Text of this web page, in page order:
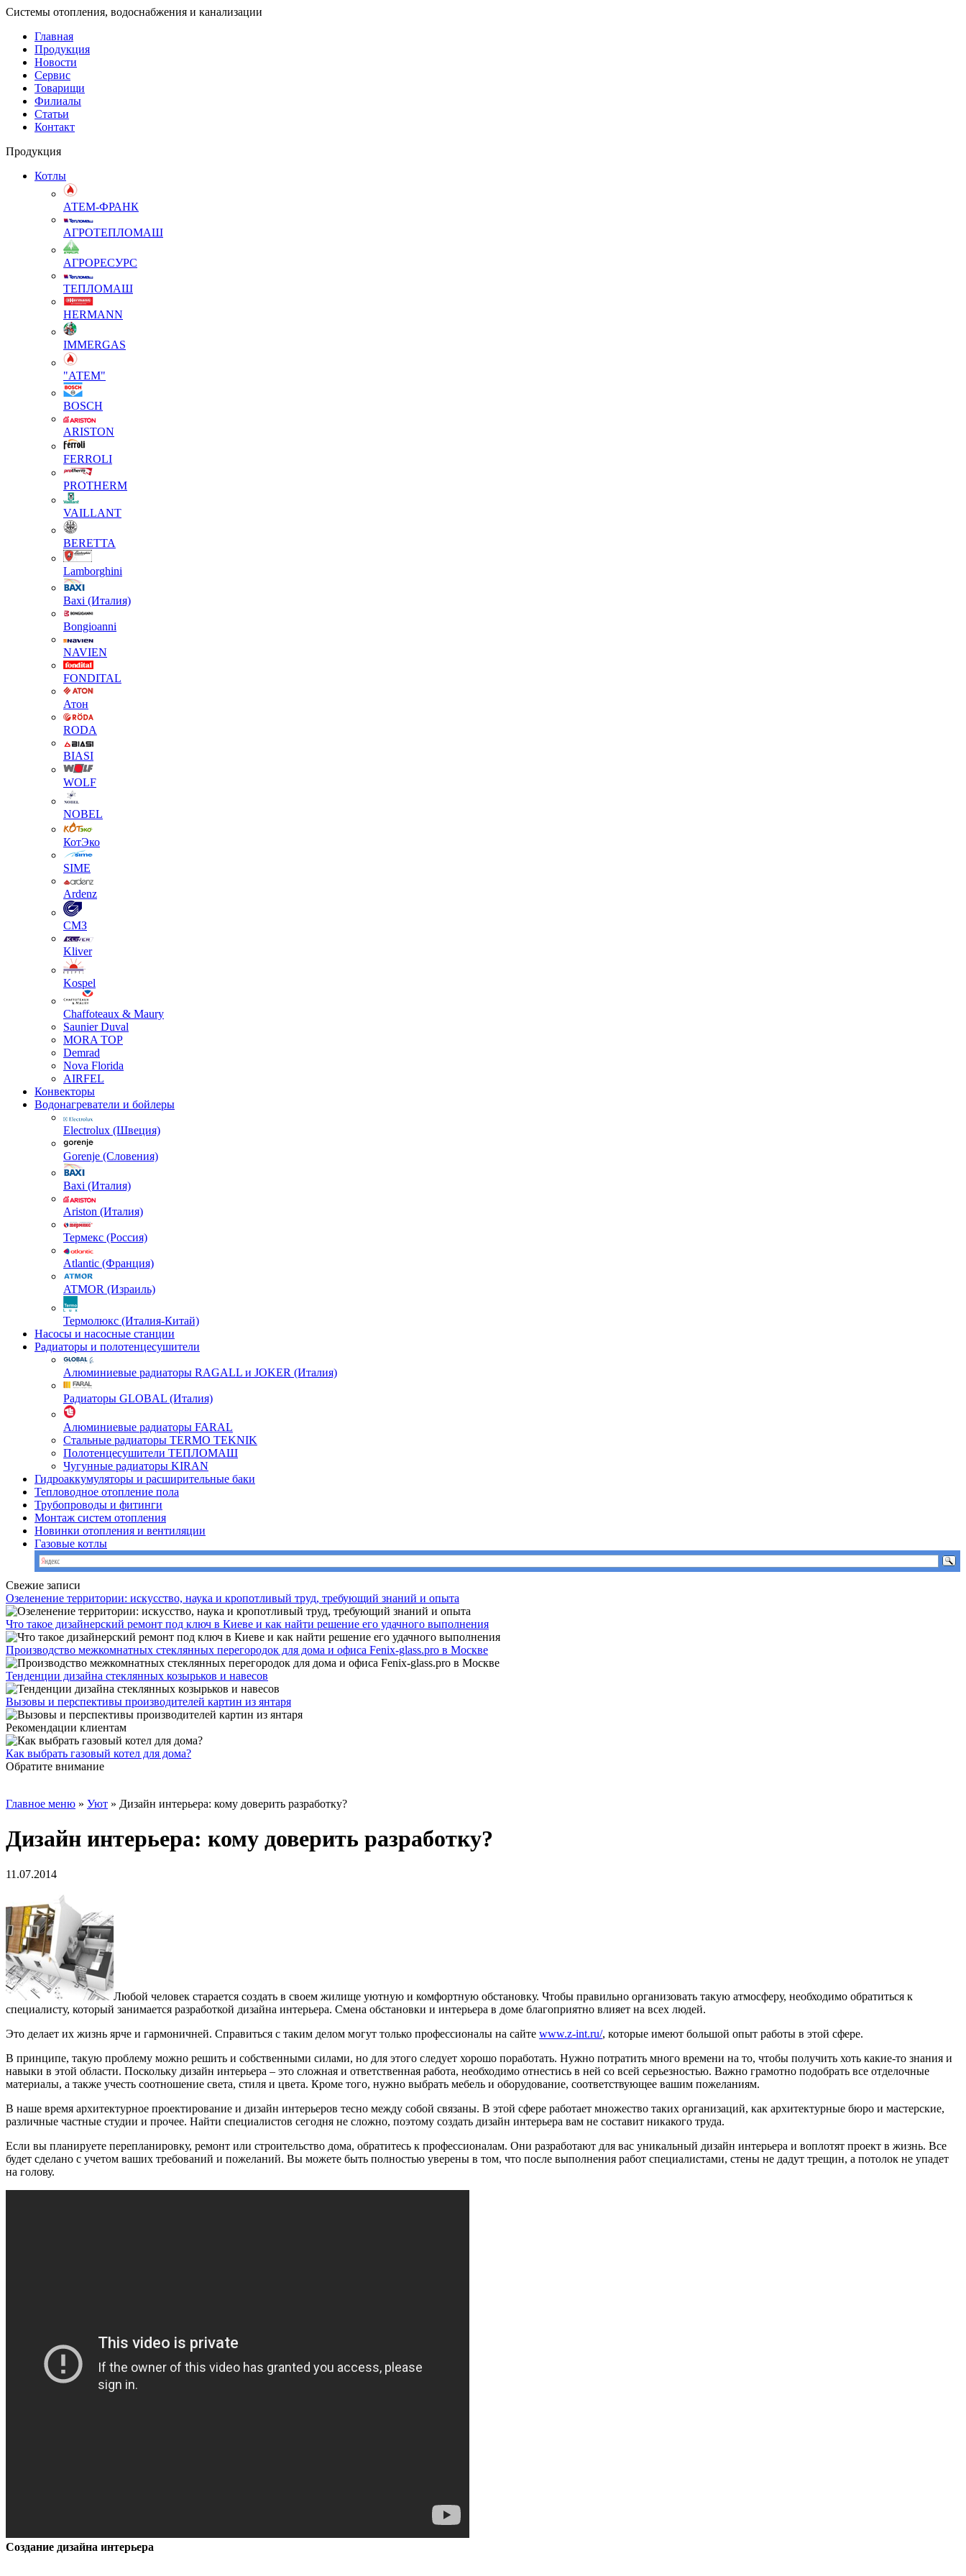
Системы отопления, водоснабжения и канализации
Главная
Продукция
Новости
Сервис
Товарищи
Филиалы
Статьи
Контакт
Продукция
Котлы
АТЕМ-ФРАНК
АГРОТЕПЛОМАШ
АГРОРЕСУРС
ТЕПЛОМАШ
HERMANN
IMMERGAS
"АТЕМ"
BOSCH
ARISTON
FERROLI
PROTHERM
VAILLANT
BERETTA
Lamborghini
Baxi (Италия)
Вongioanni
NAVIEN
FONDITAL
Атон
RODA
BIASI
WOLF
NOBEL
КотЭко
SIME
Ardenz
СМЗ
Kliver
Kospel
Chaffoteaux & Maury
Saunier Duval
MORA TOP
Demrad
Nova Florida
AIRFEL
Конвекторы
Водонагреватели и бойлеры
Electrolux (Швеция)
Gorenje (Словения)
Baxi (Италия)
Ariston (Италия)
Термекс (Россия)
Atlantic (Франция)
ATMOR (Израиль)
Термолюкс (Италия-Китай)
Насосы и насосные станции
Радиаторы и полотенцесушители
Алюминиевые радиаторы RAGALL и JOKER (Италия)
Радиаторы GLOBAL (Италия)
Алюминиевые радиаторы FARAL
Стальные радиаторы TERMO TEKNIK
Полотенцесушители ТЕПЛОМАШ
Чугунные радиаторы KIRAN
Гидроаккумуляторы и расширительные баки
Тепловодное отопление пола
Трубопроводы и фитинги
Монтаж систем отопления
Новинки отопления и вентиляции
Газовые котлы
Свежие записи
Озеленение территории: искусство, наука и кропотливый труд, требующий знаний и опыта
Что такое дизайнерский ремонт под ключ в Киеве и как найти решение его удачного выполнения
Производство межкомнатных стеклянных перегородок для дома и офиса Fenix-glass.pro в Москве
Тенденции дизайна стеклянных козырьков и навесов
Вызовы и перспективы производителей картин из янтаря
Рекомендации клиентам
Как выбрать газовый котел для дома?
Обратите внимание
Главное меню » Уют » Дизайн интерьера: кому доверить разработку?
Дизайн интерьера: кому доверить разработку?
11.07.2014
Любой человек старается создать в своем жилище уютную и комфортную обстановку. Чтобы правильно организовать такую атмосферу, необходимо обратиться к
специалисту, который занимается разработкой дизайна интерьера. Смена обстановки и интерьера в доме благоприятно влияет на всех людей.
Это делает их жизнь ярче и гармоничней. Справиться с таким делом могут только профессионалы на сайте www.z-int.ru/, которые имеют большой опыт работы в этой сфере.
В принципе, такую проблему можно решить и собственными силами, но для этого следует хорошо поработать. Нужно потратить много времени на то, чтобы получить хоть какие-то знания и
навыки в этой области. Поскольку дизайн интерьера – это сложная и ответственная работа, необходимо отнестись в ней со всей серьезностью. Важно грамотно подобрать все отделочные
материалы, а также учесть соотношение света, стиля и цвета. Кроме того, нужно выбрать мебель и оборудование, соответствующее вашим пожеланиям.
В наше время архитектурное проектирование и дизайн интерьеров тесно между собой связаны. В этой сфере работает множество таких организаций, как архитектурные бюро и мастерские,
различные частные студии и прочее. Найти специалистов сегодня не сложно, поэтому создать дизайн интерьера вам не составит никакого труда.
Если вы планируете перепланировку, ремонт или строительство дома, обратитесь к профессионалам. Они разработают для вас уникальный дизайн интерьера и воплотят проект в жизнь. Все
будет сделано с учетом ваших требований и пожеланий. Вы можете быть полностью уверены в том, что после выполнения работ специалистами, стены не дадут трещин, а потолок не упадет
на голову.
Создание дизайна интерьера